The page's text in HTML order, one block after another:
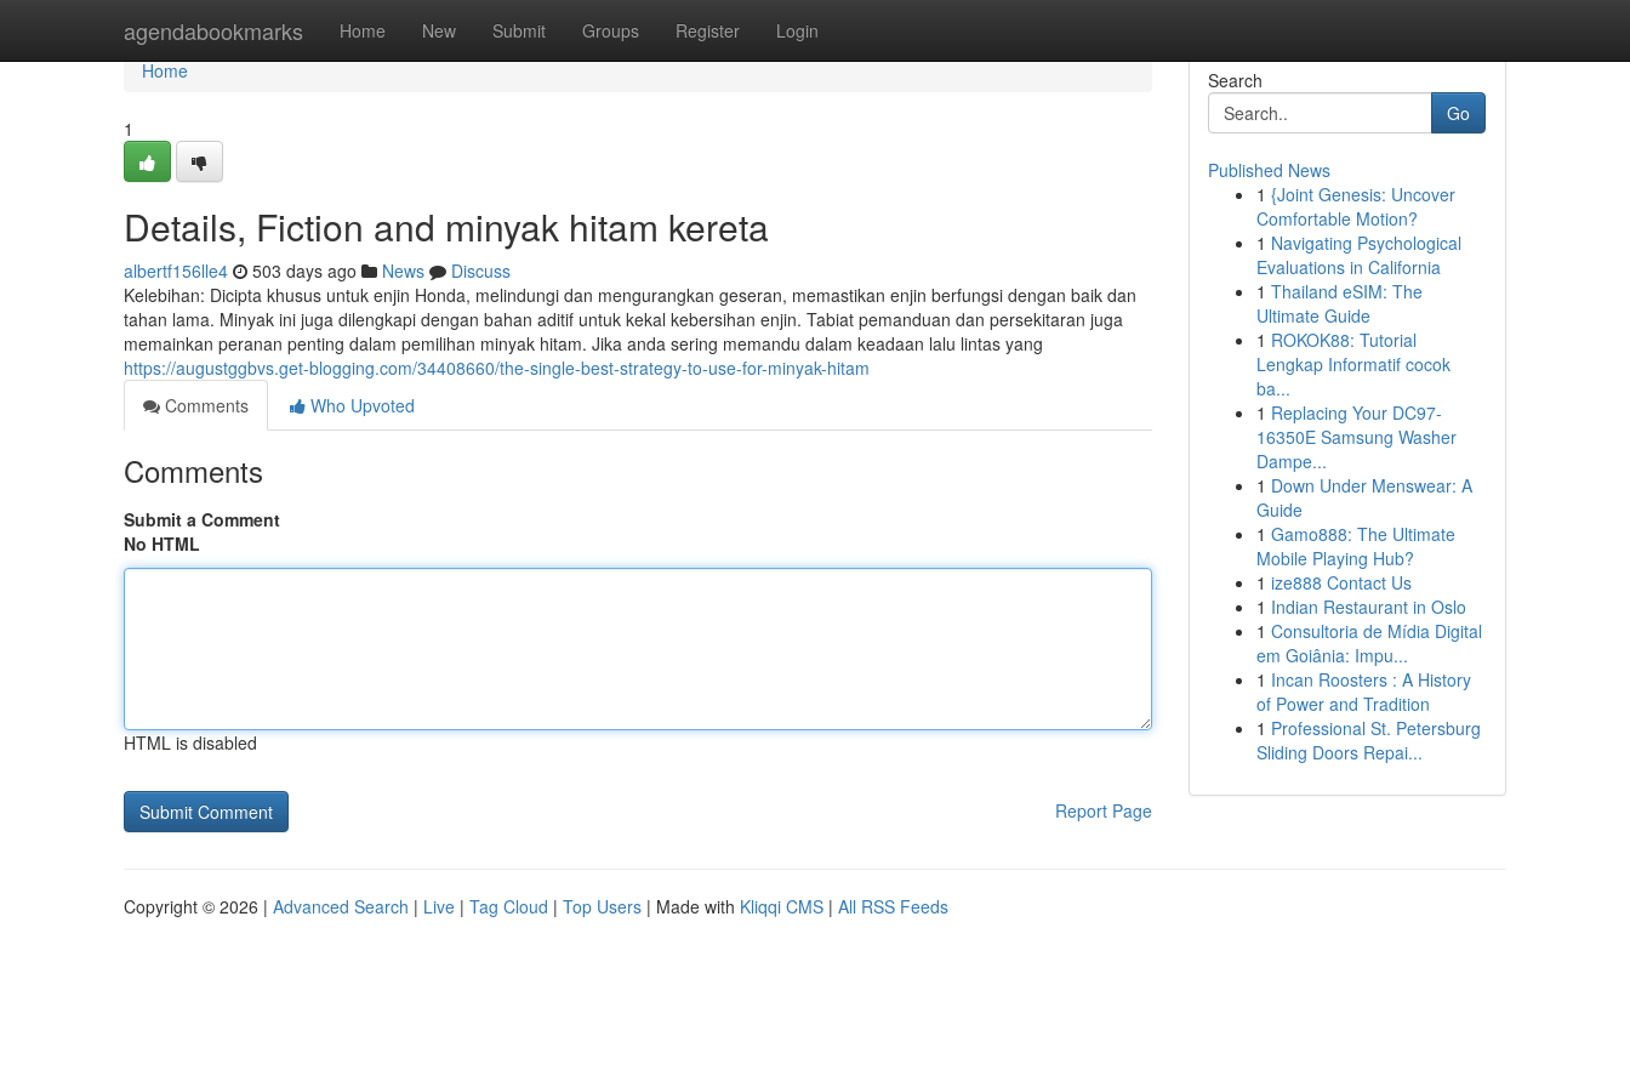
agendabookmarks Home New Submit Groups Register Login
Home
Home
1
Details, Fiction and minyak hitam kereta
albertf156lle4 503 days ago News
Discuss
Kelebihan: Dicipta khusus untuk enjin Honda, melindungi dan mengurangkan geseran, memastikan enjin berfungsi dengan baik dan
tahan lama. Minyak ini juga dilengkapi dengan bahan aditif untuk kekal kebersihan enjin. Tabiat pemanduan dan persekitaran juga
memainkan peranan penting dalam pemilihan minyak hitam. Jika anda sering memandu dalam keadaan lalu lintas yang
https://augustggbvs.get-blogging.com/34408660/the-single-best-strategy-to-use-for-minyak-hitam
Comments
Who Upvoted
Comments
Submit a Comment
No HTML
HTML is disabled
Report Page
Search
Go
Published News
1 {Joint Genesis: Uncover
Comfortable Motion?
1 Navigating Psychological
Evaluations in California
1 Thailand eSIM: The
Ultimate Guide
1 ROKOK88: Tutorial
Lengkap Informatif cocok
ba...
1 Replacing Your DC97-
16350E Samsung Washer
Dampe...
1 Down Under Menswear: A
Guide
1 Gamo888: The Ultimate
Mobile Playing Hub?
1 ize888 Contact Us
1 Indian Restaurant in Oslo
1 Consultoria de Mídia Digital
em Goiânia: Impu...
1 Incan Roosters : A History
of Power and Tradition
1 Professional St. Petersburg
Sliding Doors Repai...
Copyright © 2026 | Advanced Search | Live | Tag Cloud | Top Users | Made with Kliqqi CMS | All RSS Feeds